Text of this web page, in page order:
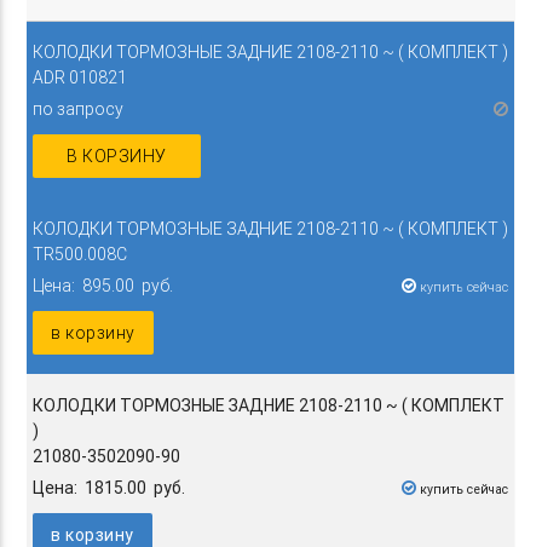
КОЛОДКИ ТОРМОЗНЫЕ ЗАДНИЕ 2108-2110 ~ ( КОМПЛЕКТ )
ADR 010821
по запросу
В КОРЗИНУ
КОЛОДКИ ТОРМОЗНЫЕ ЗАДНИЕ 2108-2110 ~ ( КОМПЛЕКТ )
TR500.008C
Цена: 895.00 руб.
купить сейчас
в корзину
КОЛОДКИ ТОРМОЗНЫЕ ЗАДНИЕ 2108-2110 ~ ( КОМПЛЕКТ
)
21080-3502090-90
Цена: 1815.00 руб.
купить сейчас
в корзину